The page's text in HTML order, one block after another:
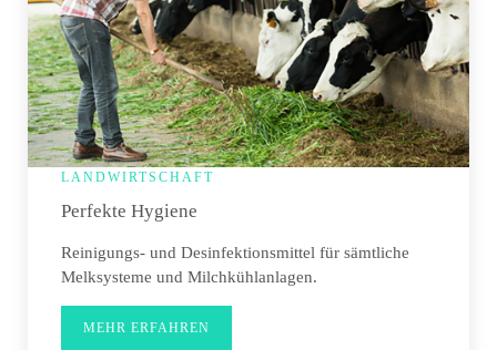
LANDWIRTSCHAFT
Perfekte Hygiene
Reinigungs- und Desinfektionsmittel für sämtliche
Melksysteme und Milchkühlanlagen.
MEHR ERFAHREN